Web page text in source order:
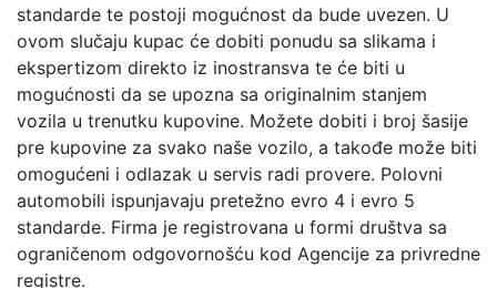
standarde te postoji mogućnost da bude uvezen. U
ovom slučaju kupac će dobiti ponudu sa slikama i
ekspertizom direkto iz inostransva te će biti u
mogućnosti da se upozna sa originalnim stanjem
vozila u trenutku kupovine. Možete dobiti i broj šasije
pre kupovine za svako naše vozilo, a takođe može biti
omogućeni i odlazak u servis radi provere. Polovni
automobili ispunjavaju pretežno evro 4 i evro 5
standarde. Firma je registrovana u formi društva sa
ograničenom odgovornošću kod Agencije za privredne
registre.